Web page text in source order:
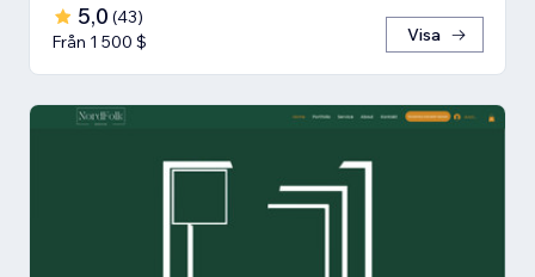
5,0 (43)
Från 1 500 $
Visa